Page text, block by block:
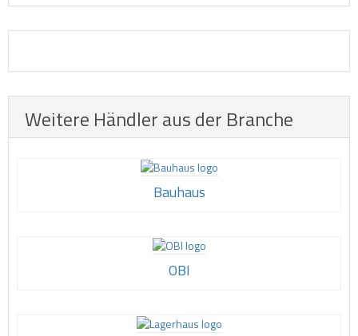
Weitere Händler aus der Branche
Bauhaus
OBI